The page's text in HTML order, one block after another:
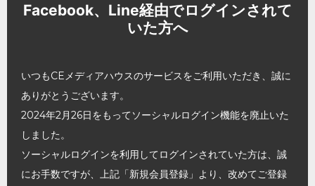
Facebook、Line経由でログインされて
いた方へ
いつもCEメディアハウスのサービスをご利用いただき、誠に
ありがとうございます。
2024年2月26日をもってソーシャルログイン機能を廃止いた
しました。
ソーシャルログインを利用してログインされていた方は、誠
にお手数ですが、上記「新規会員登録」より、改めてご登録